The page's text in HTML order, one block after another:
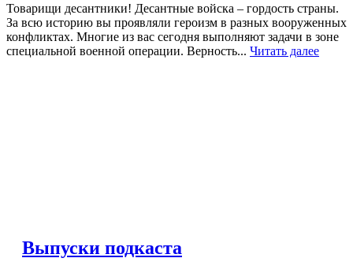
Товарищи десантники! Десантные войска – гордость страны.
За всю историю вы проявляли героизм в разных вооруженных
конфликтах. Многие из вас сегодня выполняют задачи в зоне
специальной военной операции. Верность... Читать далее
Выпуски подкаста